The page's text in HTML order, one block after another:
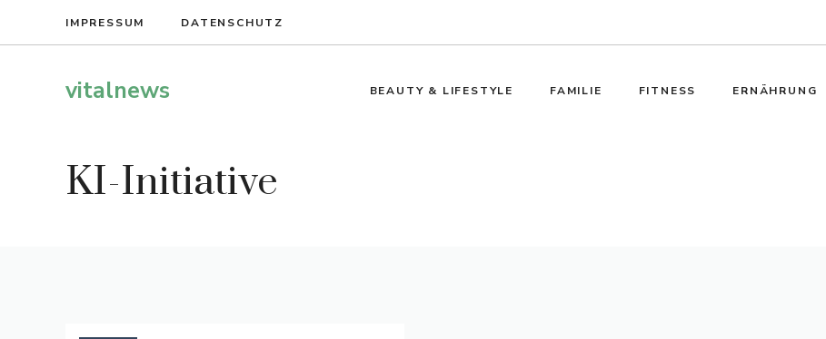
IMPRESSUM DATENSCHUTZ
vitalnews BEAUTY & LIFESTYLE FAMILIE FITNESS ERNÄHRUNG
KI-Initiative